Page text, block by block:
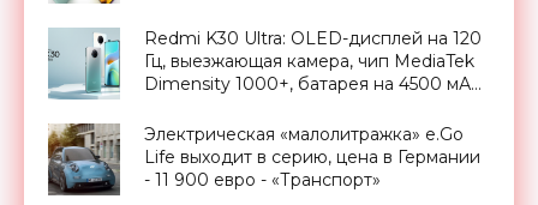
Redmi K30 Ultra: OLED-дисплей на 120
Гц, выезжающая камера, чип MediaTek
Dimensity 1000+, батарея на 4500 мАч
$288 - «Смартфоны»
Электрическая «малолитражка» e.Go
Life выходит в серию, цена в Германии
- 11 900 евро - «Транспорт»